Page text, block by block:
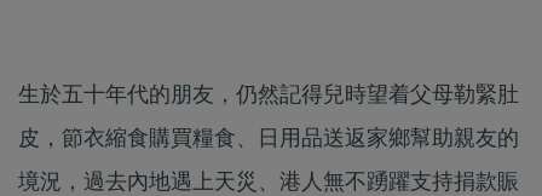
生於五十年代的朋友，仍然記得兒時望着父母勒緊肚
皮，節衣縮食購買糧食、日用品送返家鄉幫助親友的
境況，過去內地遇上天災、港人無不踴躍支持捐款賑